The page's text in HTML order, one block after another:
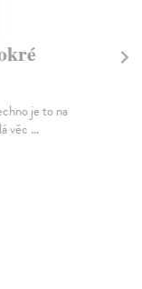
je to na
věc ...